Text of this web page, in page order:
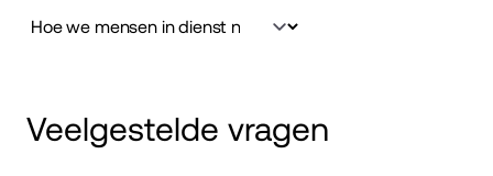
Veelgestelde vragen